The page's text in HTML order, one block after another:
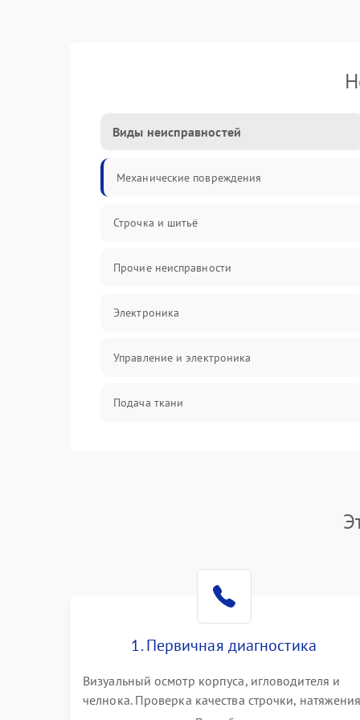
Виды неисправностей
Механические повреждения
Строчка и шитьё
Прочие неисправности
Электроника
Управление и электроника
Подача ткани
1. Первичная диагностика
Визуальный осмотр корпуса, игловодителя и
челнока. Проверка качества строчки, натяжения